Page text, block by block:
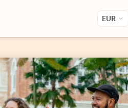
EUR